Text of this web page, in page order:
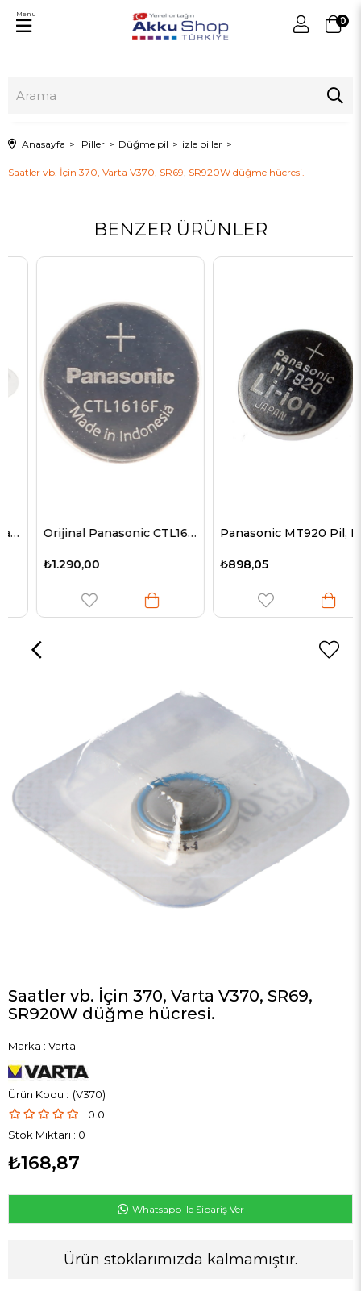
0
Menu
Anasayfa Piller Düğme pil izle piller
Saatler vb. İçin 370, Varta V370, SR69, SR920W düğme hücresi.
BENZER ÜRÜNLER
Orijinal Panasonic CTL1616, CTL1616F
₺1.290,00
Panasonic MT920 Pil, Kapasitör Pil GC920 0.33F
₺898,05
Saatler vb. İçin 370, Varta V370, SR69,
SR920W düğme hücresi.
Marka : Varta
(V370)
0.0
Stok Miktarı : 0
₺168,87
Whatsapp ile Sipariş Ver
Ürün stoklarımızda kalmamıştır.